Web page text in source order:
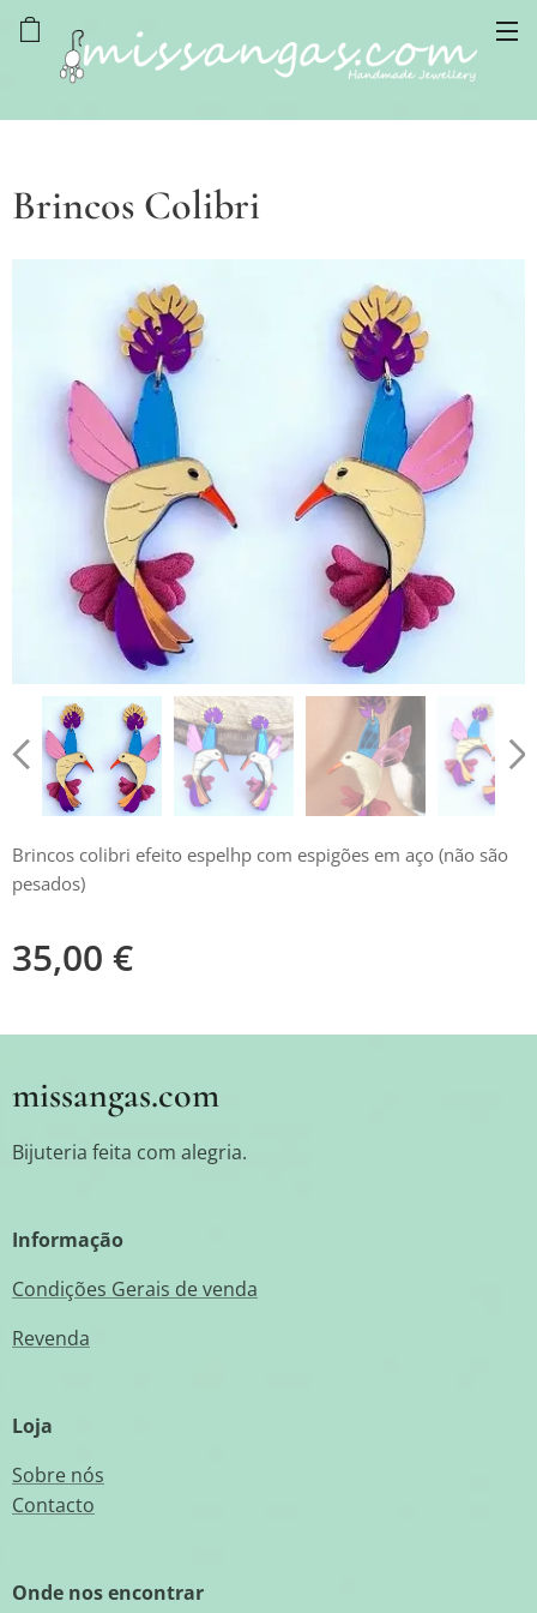
Brincos Colibri
Brincos colibri efeito espelhp com espigões em aço (não são
pesados)
35,00 €
missangas.com
Bijuteria feita com alegria.
Informação
Condições Gerais de venda
Revenda
Loja
Sobre nós
Contacto
Onde nos encontrar